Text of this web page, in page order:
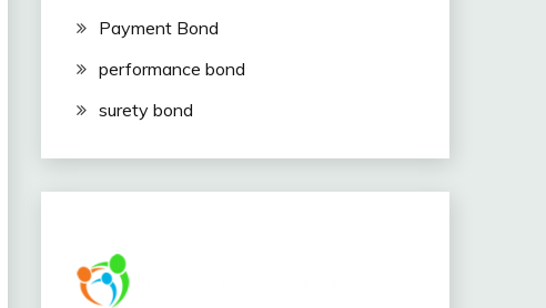
Payment Bond
performance bond
surety bond